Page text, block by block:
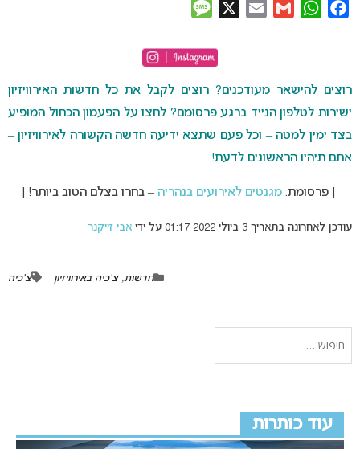
Facebook
WhatsApp
Gmail
Email
רוצים להישאר מעודכנים? רוצים לקבל את כל חדשות האירוויזיון
ישירות לטלפון הנייד ברגע פרסומם? לחצו על הפעמון הכחול המופיע
בצד ימין למטה – וכל פעם שתצא ידיעה חדשה הקשורה לאירוויזיון –
אתם תיהיו הראשונים לדעת!
| פרסומת: מגנטים לאירועים בנהריה – בחרו בצלם הטוב ביותר! |
עודכן לאחרונה בתאריך 3 ביולי 2022 01:17 על ידי אבי זייקנר
חדשות,צ'כיה באירוויזיון צ'כיה
עוד כותרות